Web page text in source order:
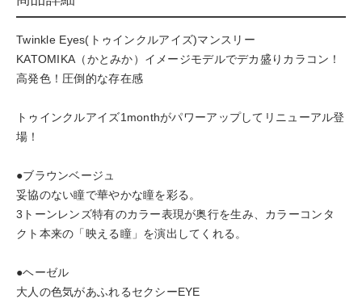
Twinkle Eyes(トゥインクルアイズ)マンスリー
KATOMIKA（かとみか）イメージモデルでデカ盛りカラコン！
高発色！圧倒的な存在感
トゥインクルアイズ1monthがパワーアップしてリニューアル登
場！
●ブラウンベージュ
妥協のない瞳で華やかな瞳を彩る。
3トーンレンズ特有のカラー表現が奥行を生み、カラーコンタ
クト本来の「映える瞳」を演出してくれる。
●ヘーゼル
大人の色気があふれるセクシーEYE